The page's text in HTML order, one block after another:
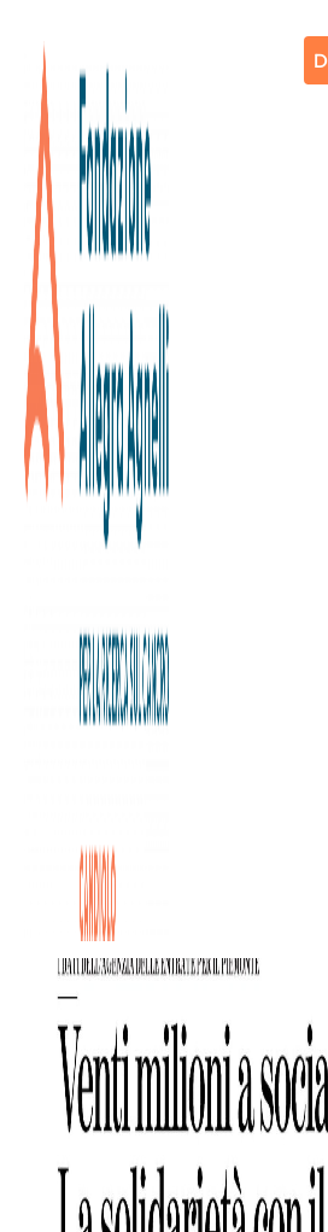
21/09/2020
Dicono di noi
Venti milioni a
La solidarietà con il
La tradizione solidale di Torino si
sostegno alle marginalità sono le
breccia nel cuore e nelle tasche dei